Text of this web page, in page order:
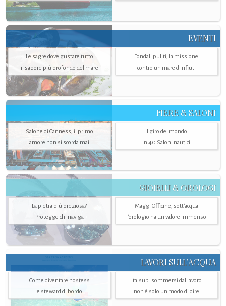
EVENTI
Le sagre dove gustare tutto
il sapore più profondo del mare
Fondali puliti, la missione
contro un mare di rifiuti
FIERE & SALONI
Salone di Canness, il primo
amore non si scorda mai
Il giro del mondo
in 40 Saloni nautici
GIOIELLI & OROLOGI
La pietra più preziosa?
Protegge chi naviga
Maggi Officine, sott’acqua
l'orologio ha un valore immenso
LAVORI SULL’ACQUA
Come diventare hostess
e steward di bordo
Italsub: sommersi dal lavoro
non è solo un modo di dire